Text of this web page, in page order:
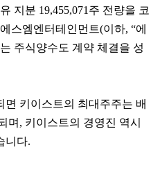
지분 19,455,071주 전량을 코
스엠엔터테인먼트(이하, “에
주식양수도 계약 체결을 성
키이스트의 최대주주는 배
며 , 키이스트의 경영진 역시
니다.